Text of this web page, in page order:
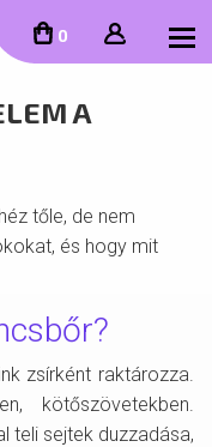
0
A
tőle, de nem
és hogy mit
zsírként raktározza.
kötőszövetekben.
teli sejtek duzzadása,